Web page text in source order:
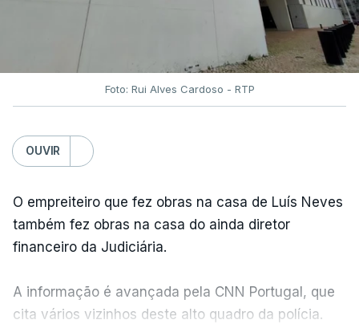
Foto: Rui Alves Cardoso - RTP
OUVIR
O empreiteiro que fez obras na casa de Luís Neves
também fez obras na casa do ainda diretor
financeiro da Judiciária.
A informação é avançada pela CNN Portugal, que
cita vários vizinhos deste alto quadro da polícia.